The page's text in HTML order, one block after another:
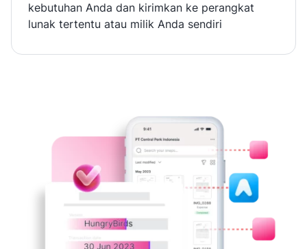
kebutuhan Anda dan kirimkan ke perangkat
lunak tertentu atau milik Anda sendiri